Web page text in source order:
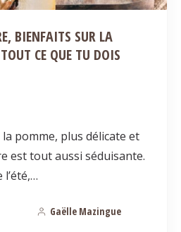
BIENFAITS SUR LA
CE QUE TU DOIS
pomme, plus délicate et
est tout aussi séduisante.
l’été,…
Gaëlle Mazingue